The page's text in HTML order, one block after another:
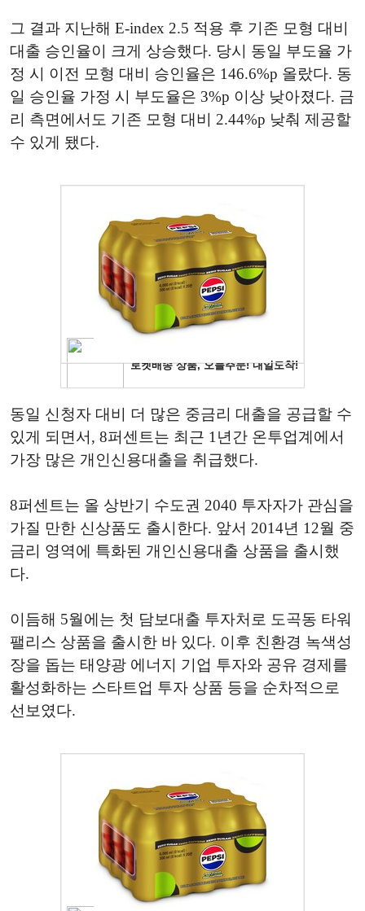
그 결과 지난해 E-index 2.5 적용 후 기존 모형 대비
대출 승인율이 크게 상승했다. 당시 동일 부도율 가
정 시 이전 모형 대비 승인율은 146.6%p 올랐다. 동
일 승인율 가정 시 부도율은 3%p 이상 낮아졌다. 금
리 측면에서도 기존 모형 대비 2.44%p 낮춰 제공할
수 있게 됐다.
동일 신청자 대비 더 많은 중금리 대출을 공급할 수
있게 되면서, 8퍼센트는 최근 1년간 온투업계에서
가장 많은 개인신용대출을 취급했다.
8퍼센트는 올 상반기 수도권 2040 투자자가 관심을
가질 만한 신상품도 출시한다. 앞서 2014년 12월 중
금리 영역에 특화된 개인신용대출 상품을 출시했
다.
이듬해 5월에는 첫 담보대출 투자처로 도곡동 타워
팰리스 상품을 출시한 바 있다. 이후 친환경 녹색성
장을 돕는 태양광 에너지 기업 투자와 공유 경제를
활성화하는 스타트업 투자 상품 등을 순차적으로
선보였다.